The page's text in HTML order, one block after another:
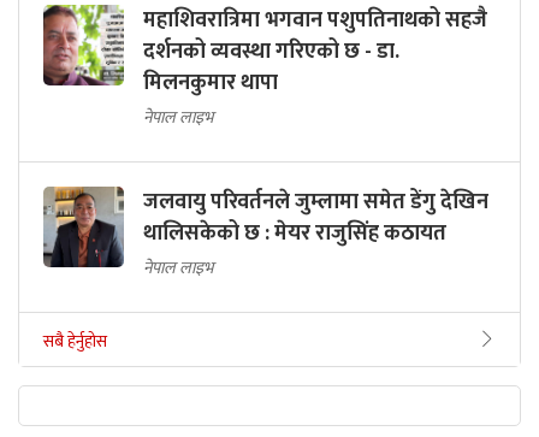
महाशिवरात्रिमा भगवान पशुपतिनाथको सहजै
दर्शनको व्यवस्था गरिएको छ - डा.
मिलनकुमार थापा
नेपाल लाइभ
जलवायु परिवर्तनले जुम्लामा समेत डेंगु देखिन
थालिसकेको छ : मेयर राजुसिंह कठायत
नेपाल लाइभ
सबै हेर्नुहोस